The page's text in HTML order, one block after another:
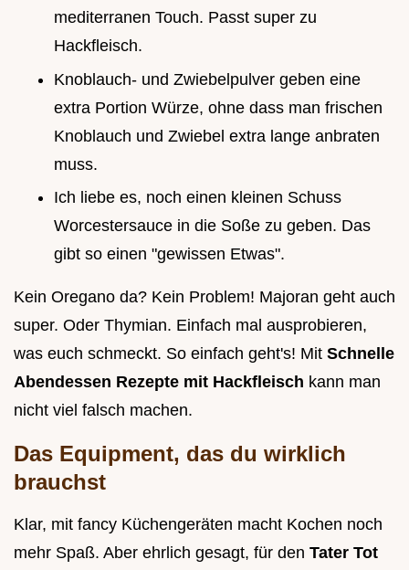
mediterranen Touch. Passt super zu
Hackfleisch.
Knoblauch- und Zwiebelpulver geben eine
extra Portion Würze, ohne dass man frischen
Knoblauch und Zwiebel extra lange anbraten
muss.
Ich liebe es, noch einen kleinen Schuss
Worcestersauce in die Soße zu geben. Das
gibt so einen "gewissen Etwas".
Kein Oregano da? Kein Problem! Majoran geht auch
super. Oder Thymian. Einfach mal ausprobieren,
was euch schmeckt. So einfach geht's! Mit Schnelle
Abendessen Rezepte mit Hackfleisch kann man
nicht viel falsch machen.
Das Equipment, das du wirklich
brauchst
Klar, mit fancy Küchengeräten macht Kochen noch
mehr Spaß. Aber ehrlich gesagt, für den Tater Tot